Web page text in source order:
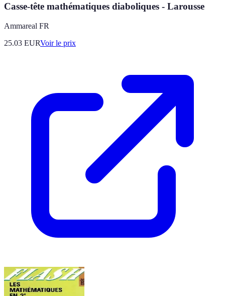
Casse-tête mathématiques diaboliques - Larousse
Ammareal FR
25.03 EURVoir le prix